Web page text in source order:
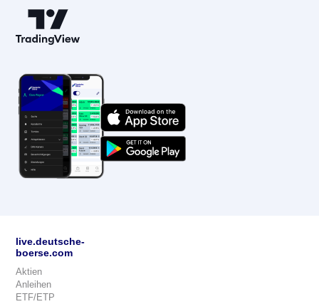
live.deutsche-
boerse.com
Aktien
Anleihen
ETF/ETP